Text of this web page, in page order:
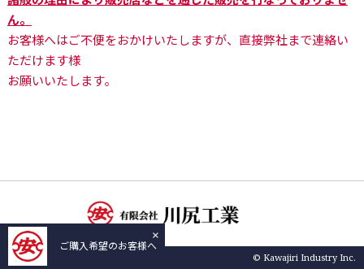
ん。
お客様へはご不便をおかけいたしますが、直接弊社まで連絡い
ただけます様
お願いいたします。
×
ご購入希望のお客様へ
© Kawajiri Industry Inc.